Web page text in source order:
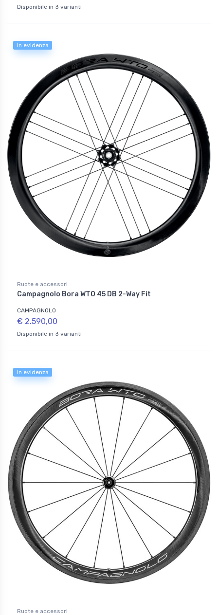
Disponibile in 3 varianti
In evidenza
Ruote e accessori
Campagnolo Bora WTO 45 DB 2-Way Fit
CAMPAGNOLO
€ 2.590,00
Disponibile in 3 varianti
In evidenza
Ruote e accessori